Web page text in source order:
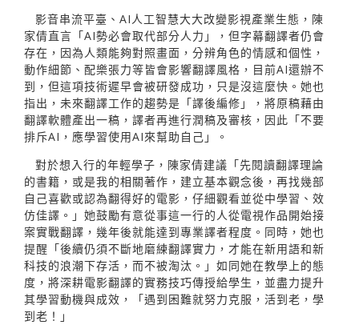
影音串流平臺、AI人工智慧大大改變影視產業生態，陳
家倩直言「AI勢必會取代部分人力」，但字幕翻譯者仍會
存在，因為人類能夠對照畫面，分辨角色的情感和個性，
動作細節、配樂張力等皆會影響翻譯風格，目前AI還辦不
到，但這項技術遲早會被研發成功，只是沒這麼快。她也
指出，未來翻譯工作的趨勢是「譯後編修」，將原稿藉由
翻譯軟體產出一稿，譯者再進行潤稿及審核，因此「不要
排斥AI，應學習使用AI來幫助自己」。
對於想入行的年輕學子，陳家倩建議「先閱讀翻譯理論
的書籍，或是我的相關著作，建立基本觀念後，再找幾部
自己喜歡或認為翻得好的電影，仔細觀看並從中學習、效
仿佳譯。」她鼓勵有意從事這一行的人從電視作品開始接
案實戰翻譯，幾年後就能達到專業譯者程度。同時，她也
提醒「後續仍須不斷地磨練翻譯實力，才能在新用語和新
科技的浪潮下存活，而不被淘汰。」如同她在教學上的態
度，將深耕電影翻譯的實務技巧傳授給學生，並盡力提升
其學習動機與成效，「遇到困難就努力克服，活到老，學
到老！」